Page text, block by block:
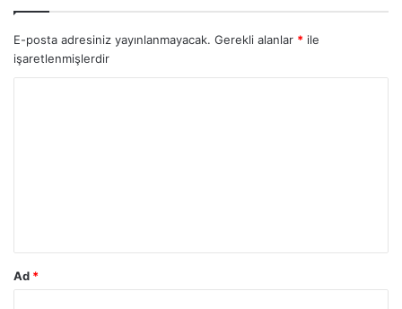
E-posta adresiniz yayınlanmayacak. Gerekli alanlar * ile
işaretlenmişlerdir
Ad *